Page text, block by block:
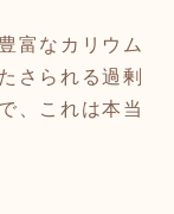
富なカリウム
さられる過剰
、これは本当